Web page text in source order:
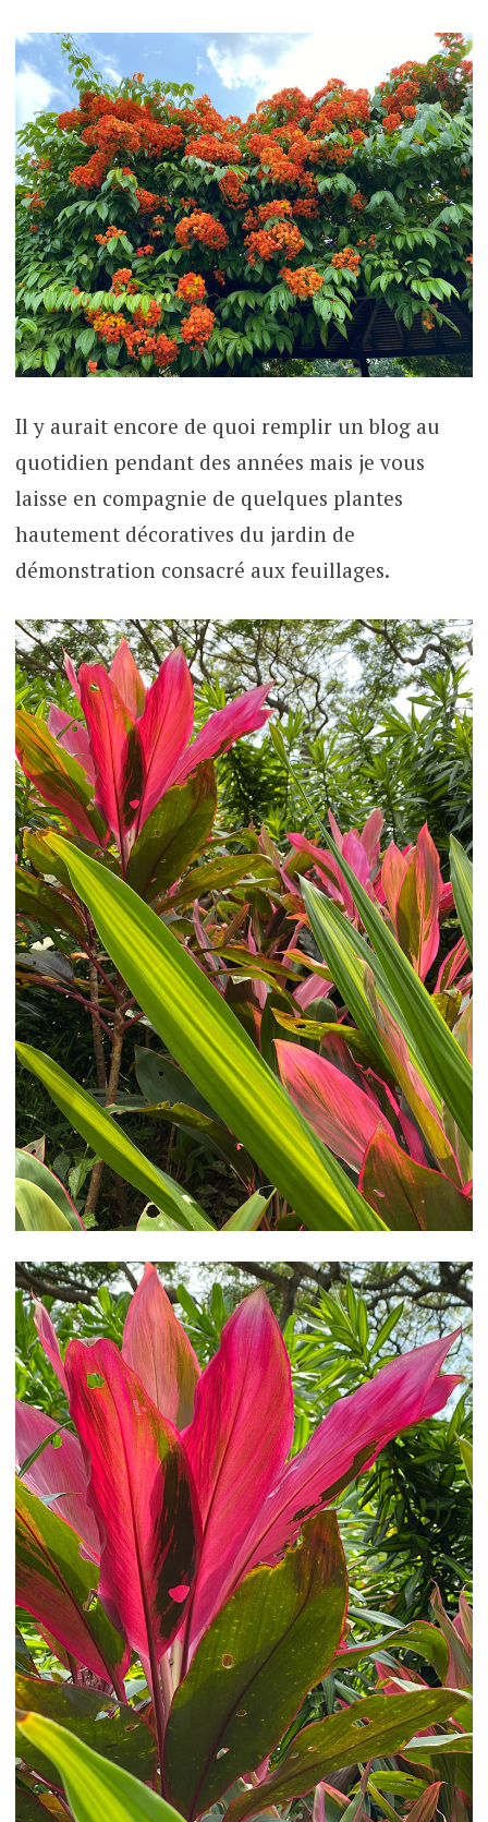
Il y aurait encore de quoi remplir un blog au
quotidien pendant des années mais je vous
laisse en compagnie de quelques plantes
hautement décoratives du jardin de
démonstration consacré aux feuillages.